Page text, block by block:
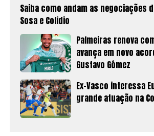
Saiba como andam as negociações
Sosa e Colidio
Palmeiras renova
avança em novo
Gustavo Gómez
Ex-Vasco interessa
grande atuação na